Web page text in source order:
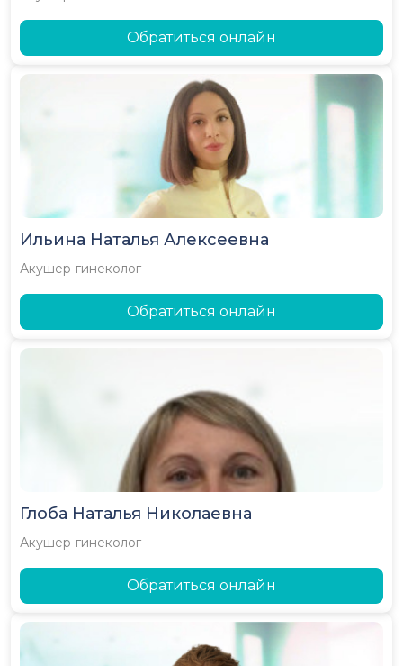
Обратиться онлайн
Ильина Наталья Алексеевна
Акушер-гинеколог
Обратиться онлайн
Глоба Наталья Николаевна
Акушер-гинеколог
Обратиться онлайн